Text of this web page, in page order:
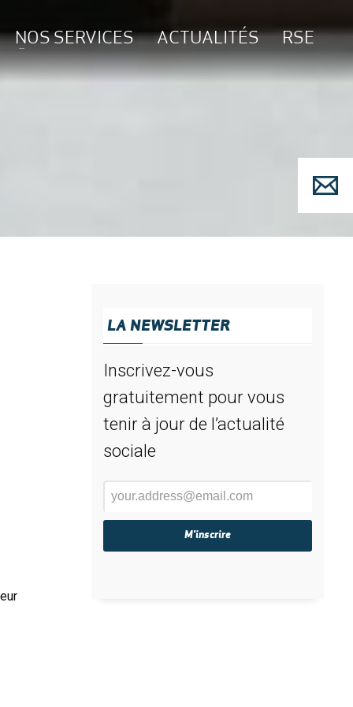
NOS SERVICES ACTUALITÉS RSE
LA NEWSLETTER
Inscrivez-vous
gratuitement pour vous
tenir à jour de l’actualité
sociale